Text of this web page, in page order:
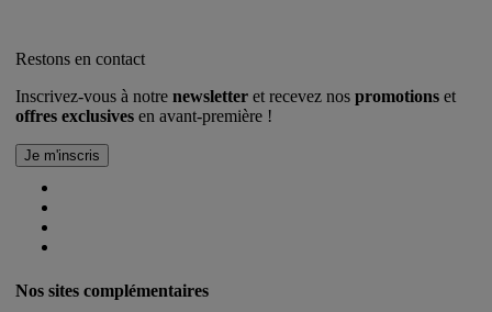
Restons en contact
Inscrivez-vous à notre newsletter et recevez nos promotions et
offres exclusives en avant-première !
Nos sites complémentaires